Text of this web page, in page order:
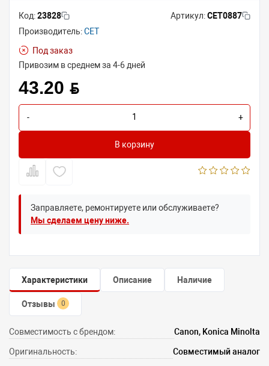
Код:23828 Артикул:CET0887
Производитель:CET
Под заказ
Привозим в среднем за 4-6 дней
43.20 BYN
- +
В корзину
Заправляете, ремонтируете или обслуживаете?
Мы сделаем цену ниже.
Характеристики Описание Наличие
Отзывы 0
Совместимость с брендом: Canon, Konica Minolta
Оригинальность: Совместимый аналог